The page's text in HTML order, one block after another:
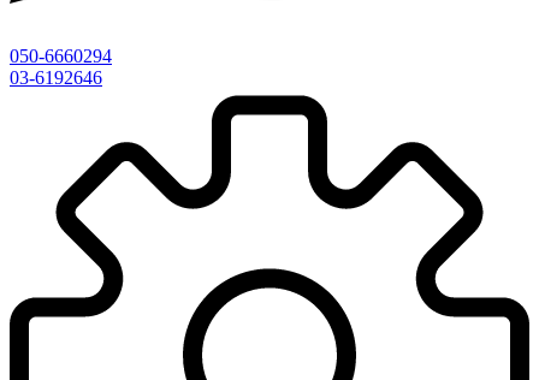
050-6660294
03-6192646